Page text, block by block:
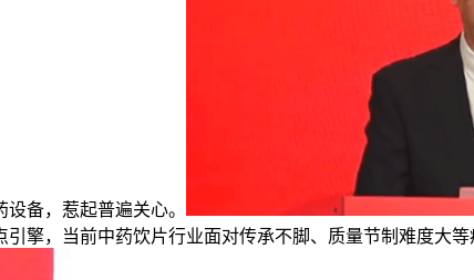
备，惹起普遍关心。
擎，当前中药饮片行业面对传承不脚、质量节制难度大